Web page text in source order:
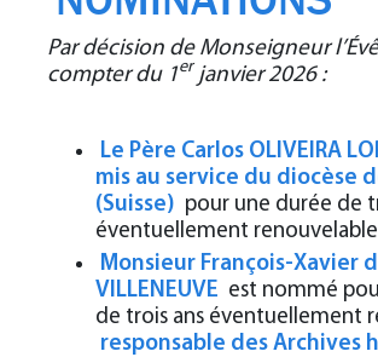
Par décision de Monseigneur
compter du 1er janvier 2026 :
Le Père Carlos OLIVEIRA
mis au service du diocèse
(Suisse) pour une durée de
éventuellement
Monsieur François-Xavier
VILLENEUVE est nommé
de trois ans éventuellement
responsable des Archives